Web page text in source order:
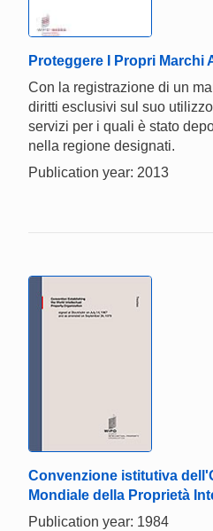
Proteggere I Propri Marchi
Con la registrazione di un
diritti esclusivi sul suo
servizi per i quali è stato
nella regione designati.
Publication year: 2013
Convenzione istitutiva
Mondiale della Proprietà
Publication year: 1984